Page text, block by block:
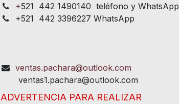
+521 442 1490140 teléfono y WhatsApp
+521 442 3396227 WhatsApp
ventas.pachara@outlook.com
ventas1.pachara@outlook.com
ADVERTENCIA PARA REALIZAR